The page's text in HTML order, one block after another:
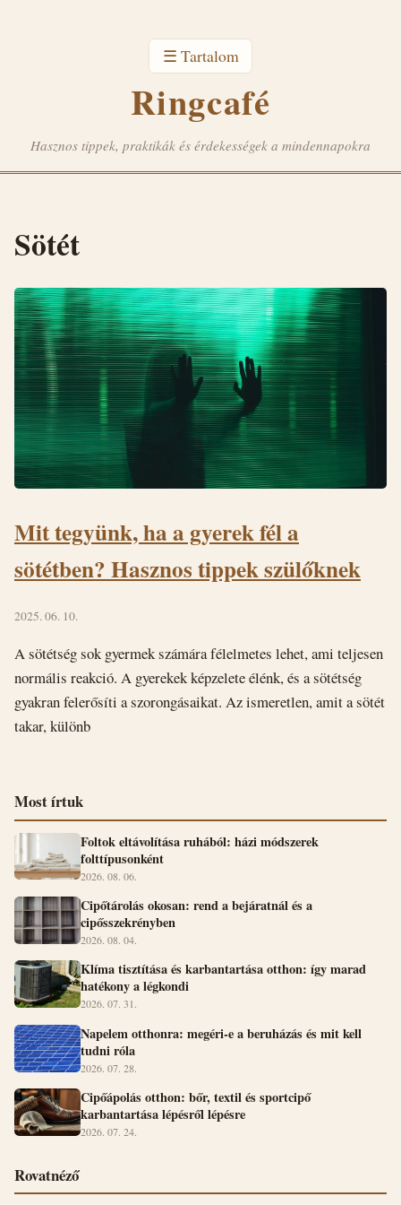
☰ Tartalom
Ringcafé
Hasznos tippek, praktikák és érdekességek a mindennapokra
Sötét
Mit tegyünk, ha a gyerek fél a
sötétben? Hasznos tippek szülőknek
2025. 06. 10.
A sötétség sok gyermek számára félelmetes lehet, ami teljesen
normális reakció. A gyerekek képzelete élénk, és a sötétség
gyakran felerősíti a szorongásaikat. Az ismeretlen, amit a sötét
takar, különb
Most írtuk
Foltok eltávolítása ruhából: házi módszerek
folttípusonként
2026. 08. 06.
Cipőtárolás okosan: rend a bejáratnál és a
cipősszekrényben
2026. 08. 04.
Klíma tisztítása és karbantartása otthon: így marad
hatékony a légkondi
2026. 07. 31.
Napelem otthonra: megéri-e a beruházás és mit kell
tudni róla
2026. 07. 28.
Cipőápolás otthon: bőr, textil és sportcipő
karbantartása lépésről lépésre
2026. 07. 24.
Rovatnéző